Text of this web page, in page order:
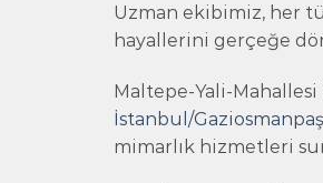
Uzman ekibimiz, her
hayallerini gerçeğe
Maltepe-Yali-
İstanbul/
mimarlık hizmetleri